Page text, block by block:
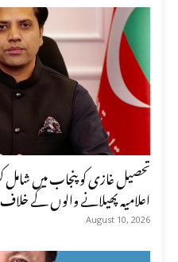
تحصیل غازی کو پنجاب میں شامل
اعلامیہ پھیلانے والوں کے
August 10, 2026